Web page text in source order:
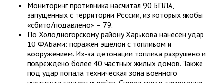
Мониторинг противника насчитал 90 БПЛА,
запущенных с территории России, из которых якобы
«сбито/подавлено» – 79.
По Холодногорскому району Харькова нанесён удар
10 ФАБами: поражён эшелон с топливом и
вооружением. Из-за детонации топлива разрушено и
повреждено более 40 частных жилых домов. Также
под удар попала техническая зона военного